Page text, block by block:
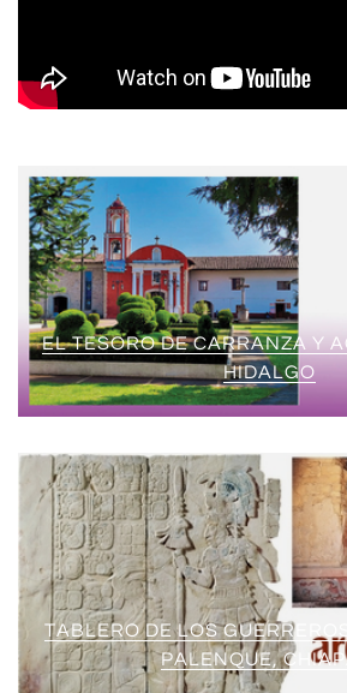
EL TESORO DE CARRANZA Y
HIDALGO
TABLERO DE LOS
PALENQUE,